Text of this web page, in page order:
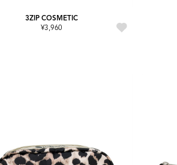
3ZIP COSMETIC
¥3,960